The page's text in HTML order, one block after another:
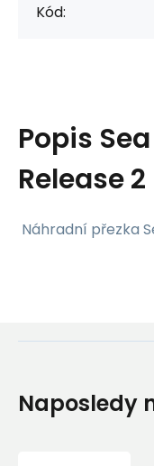
Kód:
Popis
Release 2
Náhradní přezka
Naposledy